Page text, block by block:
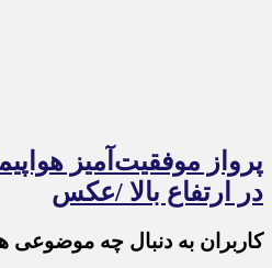
پرواز موفقیت‌آمیز
در ارتفاع بالا /عکس
کاربران به دنبال چه موضوعی